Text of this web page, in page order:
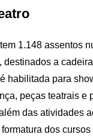
1.148 assentos
destinados a
habilitada para
peças teatrais e
das atividades
dos